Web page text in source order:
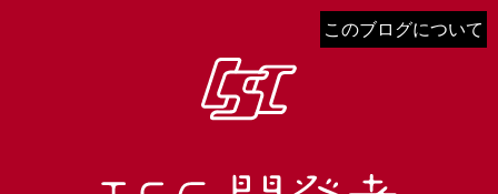
このブログについて